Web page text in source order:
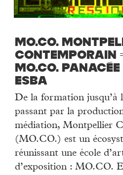
MO.CO.
Contemporain =
MO.CO. Panacée
Esba
De la formation jusqu’à
passant par la
médiation, Montpellier
(MO.CO.) est un
réunissant une école
d’exposition : MO.CO.